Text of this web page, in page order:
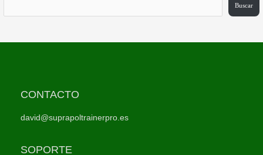
Buscar
CONTACTO
david@suprapoltrainerpro.es
SOPORTE